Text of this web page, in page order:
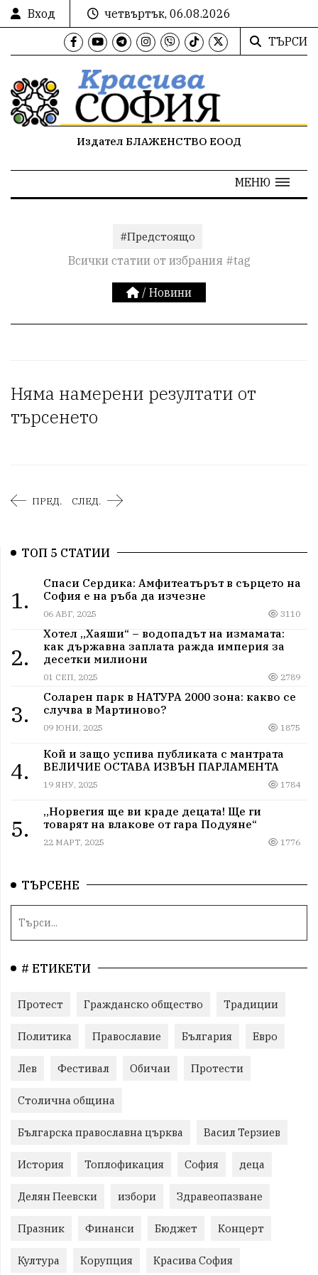
Вход
четвъртък, 06.08.2026
ТЪРСИ
Издател БЛАЖЕНСТВО ЕООД
МЕНЮ
#Предстоящо
Всички статии от избрания #tag
/ Новини
Няма намерени резултати от
търсенето
ПРЕД. СЛЕД.
ТОП 5 СТАТИИ
1.
Спаси Сердика: Амфитеатърът в сърцето на
София е на ръба да изчезне
06 АВГ, 2025 3110
2.
Хотел „Хаяши“ – водопадът на измамата:
как държавна заплата ражда империя за
десетки милиони
01 СЕП, 2025 2789
3.
Соларен парк в НАТУРА 2000 зона: какво се
случва в Мартиново?
09 ЮНИ, 2025 1875
4.
Кой и защо успива публиката с мантрата
ВЕЛИЧИЕ ОСТАВА ИЗВЪН ПАРЛАМЕНТА
19 ЯНУ, 2025 1784
5.
„Норвегия ще ви краде децата! Ще ги
товарят на влакове от гара Подуяне“
22 МАРТ, 2025 1776
ТЪРСЕНЕ
# ЕТИКЕТИ
Протест Гражданско общество Традиции
Политика Православие България Евро
Лев Фестивал Обичаи Протести
Столична община
Българска православна църква Васил Терзиев
История Топлофикация София деца
Делян Пеевски избори Здравеопазване
Празник Финанси Бюджет Концерт
Култура Корупция Красива София